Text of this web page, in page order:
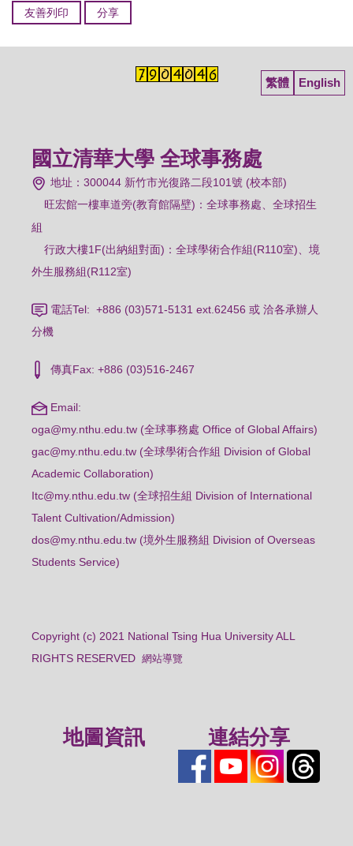
友善列印 分享
繁體 English
國立清華大學 全球事務處
地址：300044 新竹市光復路二段101號 (校本部)
旺宏館一樓車道旁(教育館隔壁)：全球事務處、全球招生
組
行政大樓1F(出納組對面)：全球學術合作組(R110室)、境
外生服務組(R112室)
電話Tel: +886 (03)571-5131 ext.62456 或 洽各承辦人
分機
傳真Fax: +886 (03)516-2467
Email:
oga@my.nthu.edu.tw (全球事務處 Office of Global Affairs)
gac@my.nthu.edu.tw (全球學術合作組 Division of Global
Academic Collaboration)
Itc@my.nthu.edu.tw (全球招生組 Division of International
Talent Cultivation/Admission)
dos@my.nthu.edu.tw (境外生服務組 Division of Overseas
Students Service)
Copyright (c) 2021 National Tsing Hua University ALL
RIGHTS RESERVED網站導覽
地圖資訊 連結分享